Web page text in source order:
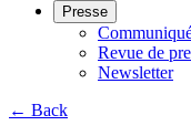
Presse
Revue de
Newsletter
← Back